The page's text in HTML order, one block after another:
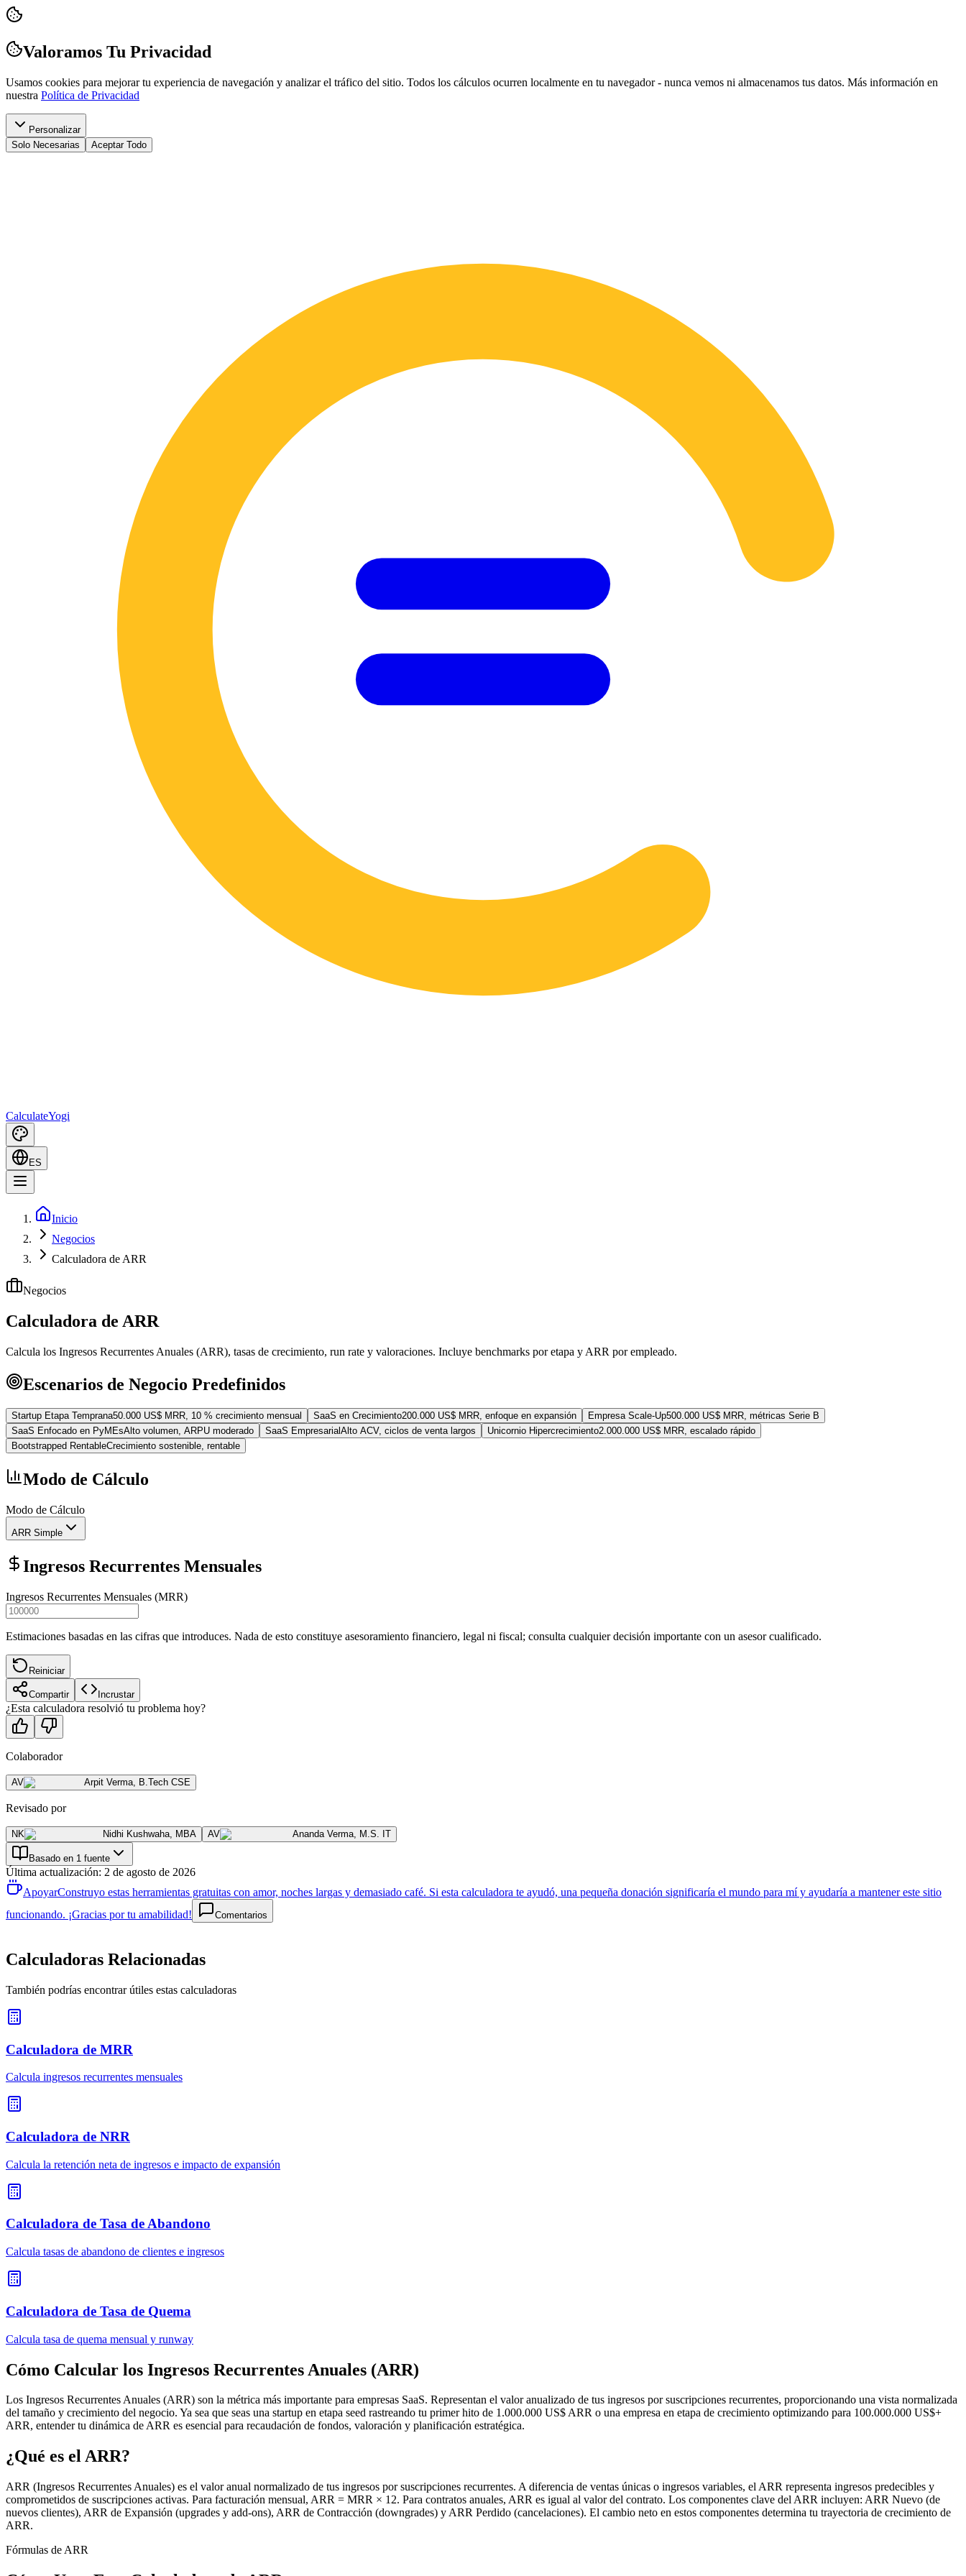
Valoramos Tu Privacidad
Usamos cookies para mejorar tu experiencia de navegación y analizar el tráfico del sitio. Todos los cálculos ocurren localmente en tu navegador - nunca vemos ni almacenamos tus datos. Más información en
nuestra Política de Privacidad
Personalizar
Solo Necesarias
Aceptar Todo
CalculateYogi
ES
Inicio
Negocios
Calculadora de ARR
Negocios
Calculadora de ARR
Calcula los Ingresos Recurrentes Anuales (ARR), tasas de crecimiento, run rate y valoraciones. Incluye benchmarks por etapa y ARR por empleado.
Escenarios de Negocio Predefinidos
Startup Etapa Temprana50.000 US$ MRR, 10 % crecimiento mensual SaaS en Crecimiento200.000 US$ MRR, enfoque en expansión Empresa Scale-Up500.000 US$ MRR, métricas Serie B
SaaS Enfocado en PyMEsAlto volumen, ARPU moderado SaaS EmpresarialAlto ACV, ciclos de venta largos Unicornio Hipercrecimiento2.000.000 US$ MRR, escalado rápido
Bootstrapped RentableCrecimiento sostenible, rentable
Modo de Cálculo
Modo de Cálculo
ARR Simple
Ingresos Recurrentes Mensuales
Ingresos Recurrentes Mensuales (MRR)
Estimaciones basadas en las cifras que introduces. Nada de esto constituye asesoramiento financiero, legal ni fiscal; consulta cualquier decisión importante con un asesor cualificado.
Reiniciar
Compartir Incrustar
¿Esta calculadora resolvió tu problema hoy?
Colaborador
AV Arpit Verma, B.Tech CSE
Revisado por
NK Nidhi Kushwaha, MBA AV Ananda Verma, M.S. IT
Basado en 1 fuente
Última actualización: 2 de agosto de 2026
ApoyarConstruyo estas herramientas gratuitas con amor, noches largas y demasiado café. Si esta calculadora te ayudó, una pequeña donación significaría el mundo para mí y ayudaría a mantener este sitio
funcionando. ¡Gracias por tu amabilidad!
Comentarios
Calculadoras Relacionadas
También podrías encontrar útiles estas calculadoras
Calculadora de MRR
Calcula ingresos recurrentes mensuales
Calculadora de NRR
Calcula la retención neta de ingresos e impacto de expansión
Calculadora de Tasa de Abandono
Calcula tasas de abandono de clientes e ingresos
Calculadora de Tasa de Quema
Calcula tasa de quema mensual y runway
Cómo Calcular los Ingresos Recurrentes Anuales (ARR)
Los Ingresos Recurrentes Anuales (ARR) son la métrica más importante para empresas SaaS. Representan el valor anualizado de tus ingresos por suscripciones recurrentes, proporcionando una vista normalizada
del tamaño y crecimiento del negocio. Ya sea que seas una startup en etapa seed rastreando tu primer hito de 1.000.000 US$ ARR o una empresa en etapa de crecimiento optimizando para 100.000.000 US$+
ARR, entender tu dinámica de ARR es esencial para recaudación de fondos, valoración y planificación estratégica.
¿Qué es el ARR?
ARR (Ingresos Recurrentes Anuales) es el valor anual normalizado de tus ingresos por suscripciones recurrentes. A diferencia de ventas únicas o ingresos variables, el ARR representa ingresos predecibles y
comprometidos de suscripciones activas. Para facturación mensual, ARR = MRR × 12. Para contratos anuales, ARR es igual al valor del contrato. Los componentes clave del ARR incluyen: ARR Nuevo (de
nuevos clientes), ARR de Expansión (upgrades y add-ons), ARR de Contracción (downgrades) y ARR Perdido (cancelaciones). El cambio neto en estos componentes determina tu trayectoria de crecimiento de
ARR.
Fórmulas de ARR